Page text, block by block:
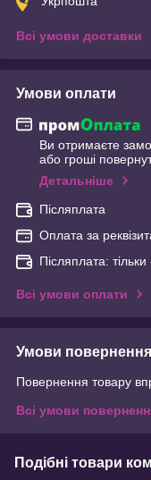
Всі умови доставки
Умови оплати
Ви отримаєте
або гроші
Детальніше
Післяплата
Оплата за
Післяплата:
Всі умови оплати
Умови повернення
Повернення товару
Всі умови
Подібні товари